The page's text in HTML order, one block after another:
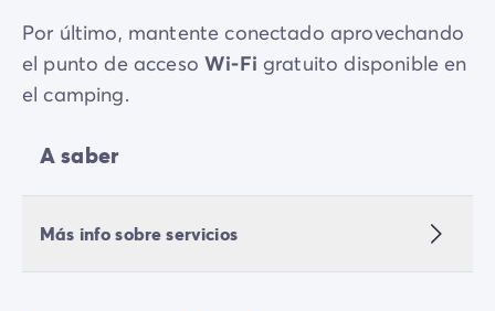
Por último, mantente conectado aprovechando
el punto de accesoWi-Fi gratuito disponible en
el camping.
A saber
Más info sobre servicios